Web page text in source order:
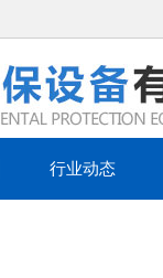
行业动态